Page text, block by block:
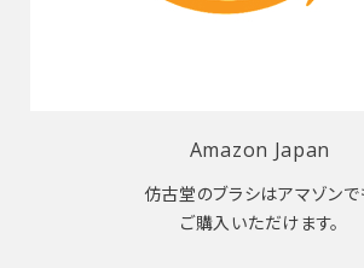
Amazon Japan
仿古堂のブラシはアマゾンで
ご購入いただけます。